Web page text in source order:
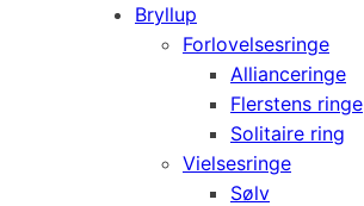
Bryllup
Forlovelsesringe
Allianceringe
Flerstens ringe
Solitaire ring
Vielsesringe
Sølv